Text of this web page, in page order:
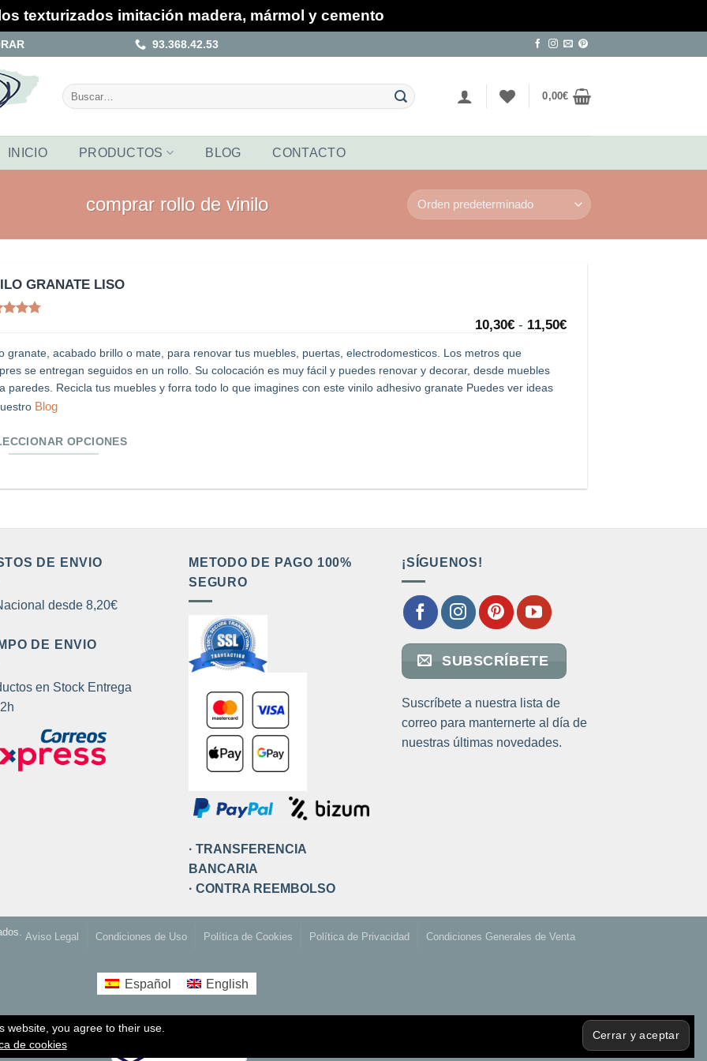
texturizados imitación madera, mármol y cemento
93.368.42.53
Buscar
por:
0,00€
INICIO PRODUCTOS BLOG CONTACTO
comprar rollo de vinilo
GRANATE LISO
de 5
10,30€ - 11,50€Rango
granate, acabado brillo o mate, para renovar tus muebles, puertas, electrodomesticos. Los metros que
se entregan seguidos en un rollo. Su colocación es muy fácil y puedes renovar y decorar, desde muebles
paredes. Recicla tus muebles y forra todo lo que imagines con este vinilo adhesivo granate Puedes ver ideas
Blog
OPCIONES
DE ENVIO
desde 8,20€
DE ENVIO
en Stock Entrega
METODO DE PAGO 100%
SEGURO
· TRANSFERENCIA
BANCARIA
· CONTRA REEMBOLSO
¡SÍGUENOS!
SUBSCRÍBETE
Suscríbete a nuestra lista de
correo para manternerte al día de
nuestras últimas novedades.
Aviso Legal Condiciones de Uso Política de Cookies Política de Privacidad Condiciones Generales de Venta
Español English
website, you agree to their use.
de cookies